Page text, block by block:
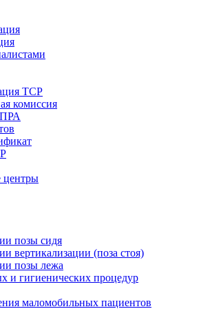
ТСР
комиссия
центры
позы сидя
вертикализации (поза стоя)
позы лежа
и гигиенических процедур
маломобильных пациентов